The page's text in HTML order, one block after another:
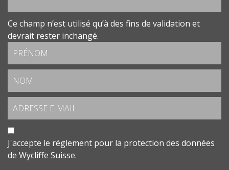
Ce champ n’est utilisé qu’à des fins de validation et
devrait rester inchangé.
J'accepte le réglement pour la protection des données
de Wycliffe Suisse.